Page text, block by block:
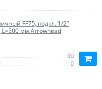
FF75, подкл. 1/2"
мм Arrowhead
30
0